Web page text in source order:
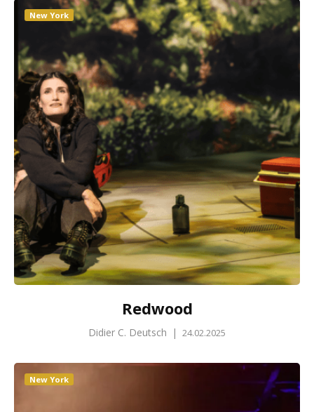
New York
Redwood
Didier C. Deutsch | 24.02.2025
New York